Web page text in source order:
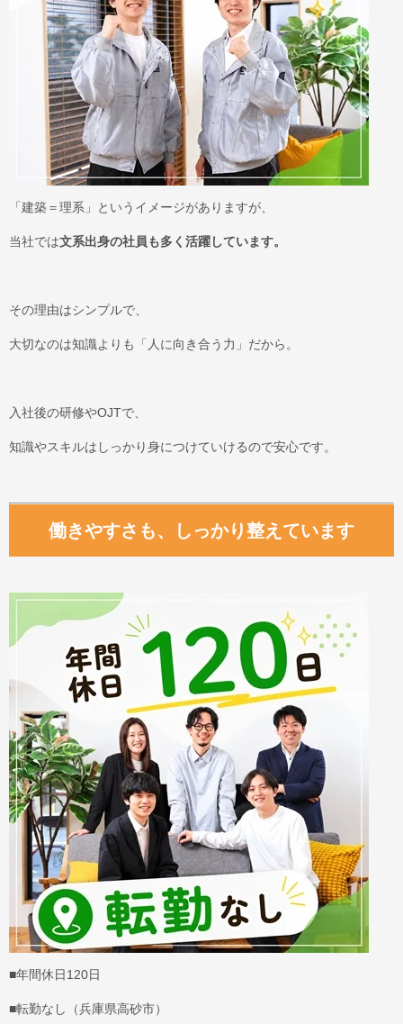
「建築＝理系」というイメージがありますが、
当社では文系出身の社員も多く活躍しています。
その理由はシンプルで、
大切なのは知識よりも「人に向き合う力」だから。
入社後の研修やOJTで、
知識やスキルはしっかり身につけていけるので安心です。
働きやすさも、しっかり整えています
■年間休日120日
■転勤なし（兵庫県高砂市）